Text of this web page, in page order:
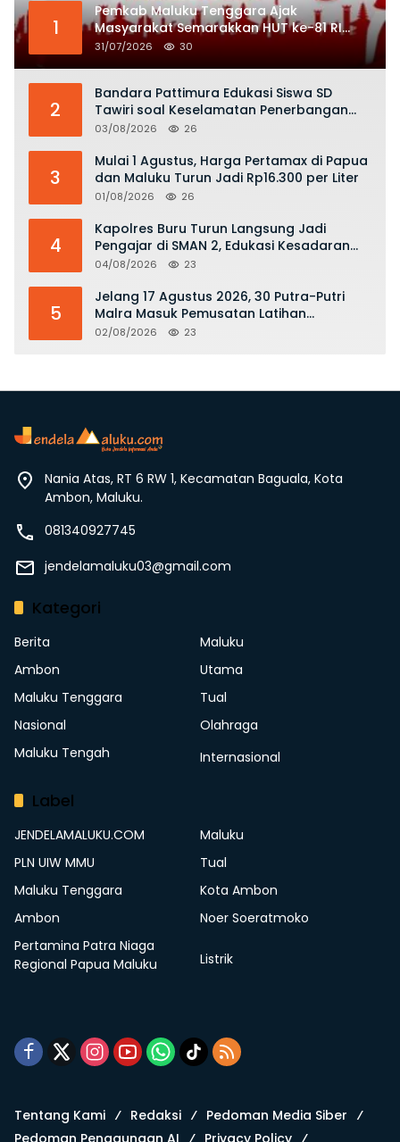
1
Pemkab Maluku Tenggara Ajak
Masyarakat Semarakkan HUT ke-81 RI
dengan Semangat Nasionalisme
31/07/2026 30
2
Bandara Pattimura Edukasi Siswa SD
Tawiri soal Keselamatan Penerbangan
dan Bahaya Bermain Layang-layang di
03/08/2026 26
3
Mulai 1 Agustus, Harga Pertamax di Papua
dan Maluku Turun Jadi Rp16.300 per Liter
01/08/2026 26
4
Kapolres Buru Turun Langsung Jadi
Pengajar di SMAN 2, Edukasi Kesadaran
Hukum dan Stop Kekerasan
04/08/2026 23
5
Jelang 17 Agustus 2026, 30 Putra-Putri
Malra Masuk Pemusatan Latihan
Paskibraka
02/08/2026 23
Nania Atas, RT 6 RW 1, Kecamatan Baguala, Kota
Ambon, Maluku.
081340927745
jendelamaluku03@gmail.com
Kategori
Berita
Maluku
Ambon
Utama
Maluku Tenggara
Tual
Nasional
Olahraga
Maluku Tengah
Internasional
Label
JENDELAMALUKU.COM
Maluku
PLN UIW MMU
Tual
Maluku Tenggara
Kota Ambon
Ambon
Noer Soeratmoko
Pertamina Patra Niaga
Regional Papua Maluku
Listrik
Tentang Kami Redaksi
Pedoman Media Siber
Pedoman Penggunaan AI
Privacy Policy